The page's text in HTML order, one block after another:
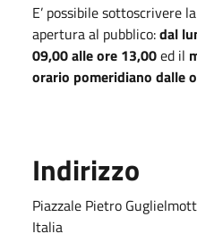
E’ possibile sottoscrivere
apertura al pubblico:dal
09,00 alle ore 13,00ed il
orario pomeridiano dalle
Indirizzo
Piazzale Pietro
Italia